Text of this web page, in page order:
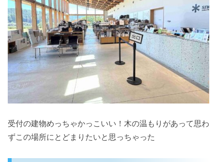
受付の建物めっちゃかっこいい！木の温もりがあって思わ
ずこの場所にとどまりたいと思っちゃった